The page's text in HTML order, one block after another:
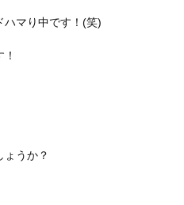
マり中です！(笑)
ょうか？